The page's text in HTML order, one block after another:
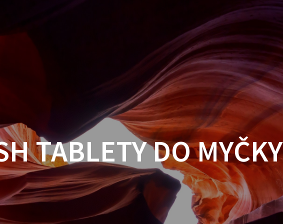
TABLETY DO MYČKY